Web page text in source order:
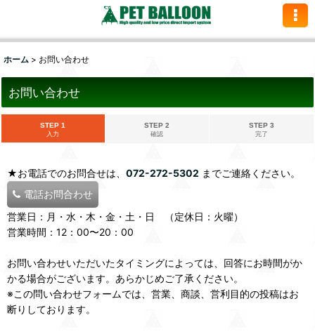
ホーム > お問い合わせ
お問い合わせ
STEP 1
入力
STEP 2
確認
STEP 3
完了
★お電話でのお問合せは、 072-272-5302 までご連絡ください。
電話お問合わせ
営業日：月・水・木・金・土・日 （定休日：火曜）
営業時間：12：00〜20：00
お問い合わせいただいたタイミングによっては、回答にお時間がか
かる場合がございます。あらかじめご了承ください。
※この問い合わせフォームでは、営業、商談、営利目的の投稿はお
断りしております。